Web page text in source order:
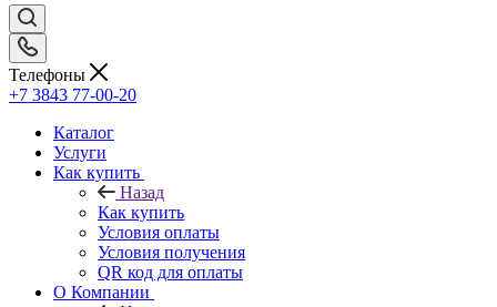
Телефоны
+7 3843 77-00-20
Каталог
Услуги
Как купить
Назад
Как купить
Условия оплаты
Условия получения
QR код для оплаты
О Компании